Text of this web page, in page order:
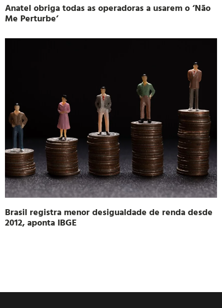
Anatel obriga todas as operadoras a usarem o ‘Não
Me Perturbe’
Brasil registra menor desigualdade de renda desde
2012, aponta IBGE